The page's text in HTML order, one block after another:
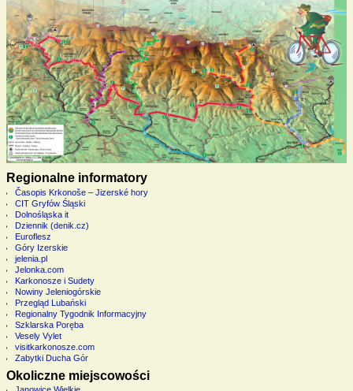
Regionalne informatory
Časopis Krkonoše – Jizerské hory
CIT Gryfów Śląski
Dolnośląska it
Dziennik (denik.cz)
Euroflesz
Góry Izerskie
jelenia.pl
Jelonka.com
Karkonosze i Sudety
Nowiny Jeleniogórskie
Przegląd Lubański
Regionalny Tygodnik Informacyjny
Szklarska Poręba
Vesely Vylet
visitkarkonosze.com
Zabytki Ducha Gór
Okoliczne miejscowości